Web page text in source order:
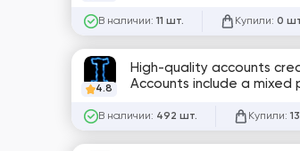
В наличии: 11 шт. Купили: 0
4.8
High-quality accounts
Accounts include a
В наличии: 492 шт. Купили: